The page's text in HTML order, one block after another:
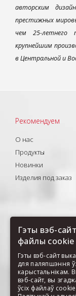
авторским
престижных
чем 25-летнего
крупнейшим
в Центральной и
Рекомендуем
О нас
Продукты
Новинки
Изделия под заказ
Гэты вэб-
файлы cookie
Гэты вэб-сайт
для паляпшэння
карыстальнікам.
вэб-сайт, вы
ўсіх файлаў